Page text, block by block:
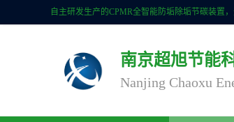
南京超旭节能